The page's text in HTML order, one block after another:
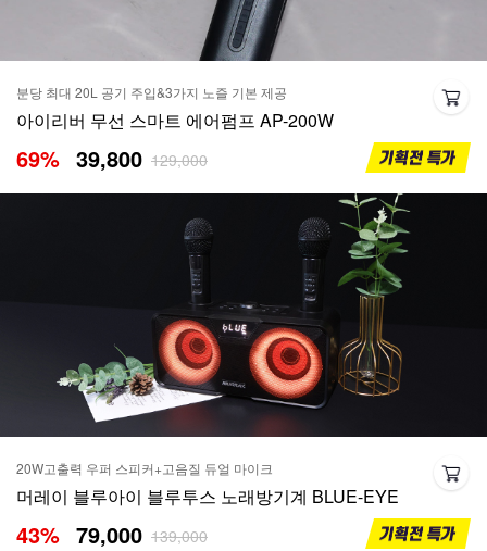
분당 최대 20L 공기 주입&3가지 노즐 기본 제공
아이리버 무선 스마트 에어펌프 AP-200W
69% 39,800 129,000
20W고출력 우퍼 스피커+고음질 듀얼 마이크
머레이 블루아이 블루투스 노래방기계 BLUE-EYE
43% 79,000 139,000